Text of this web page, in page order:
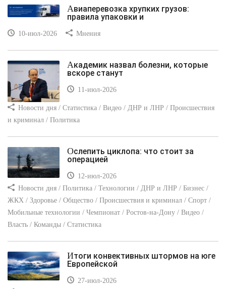
Авиаперевозка хрупких грузов:
правила упаковки и
10-июл-2026 Мнения
Академик назвал болезни, которые
вскоре станут
11-июл-2026
Новости дня / Статистика / Видео / ДНР и ЛНР / Происшествия
и криминал / Политика
Ослепить циклопа: что стоит за
операцией
12-июл-2026
Новости дня / Политика / Технологии / ДНР и ЛНР / Бизнес /
ЖКХ / Здоровье / Общество / Происшествия и криминал / Спорт /
Мобильные технологии / Чемпионат / Ростов-на-Дону / Видео /
Власть / Команды / Статистика
Итоги конвективных штормов на юге
Европейской
27-июл-2026